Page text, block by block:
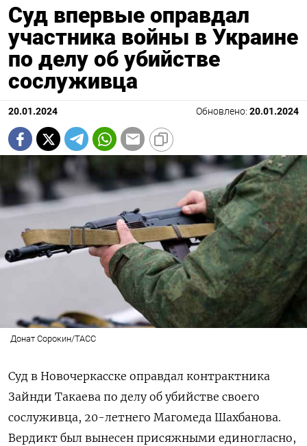
Суд впервые оправдал
участника войны в Украине
по делу об убийстве
сослуживца
20.01.2024 Обновлено: 20.01.2024
Донат Сорокин/ТАСС
Суд в Новочеркасске оправдал контрактника
Зайнди Такаева по делу об убийстве своего
сослуживца, 20-летнего Магомеда Шахбанова.
Вердикт был вынесен присяжными единогласно,